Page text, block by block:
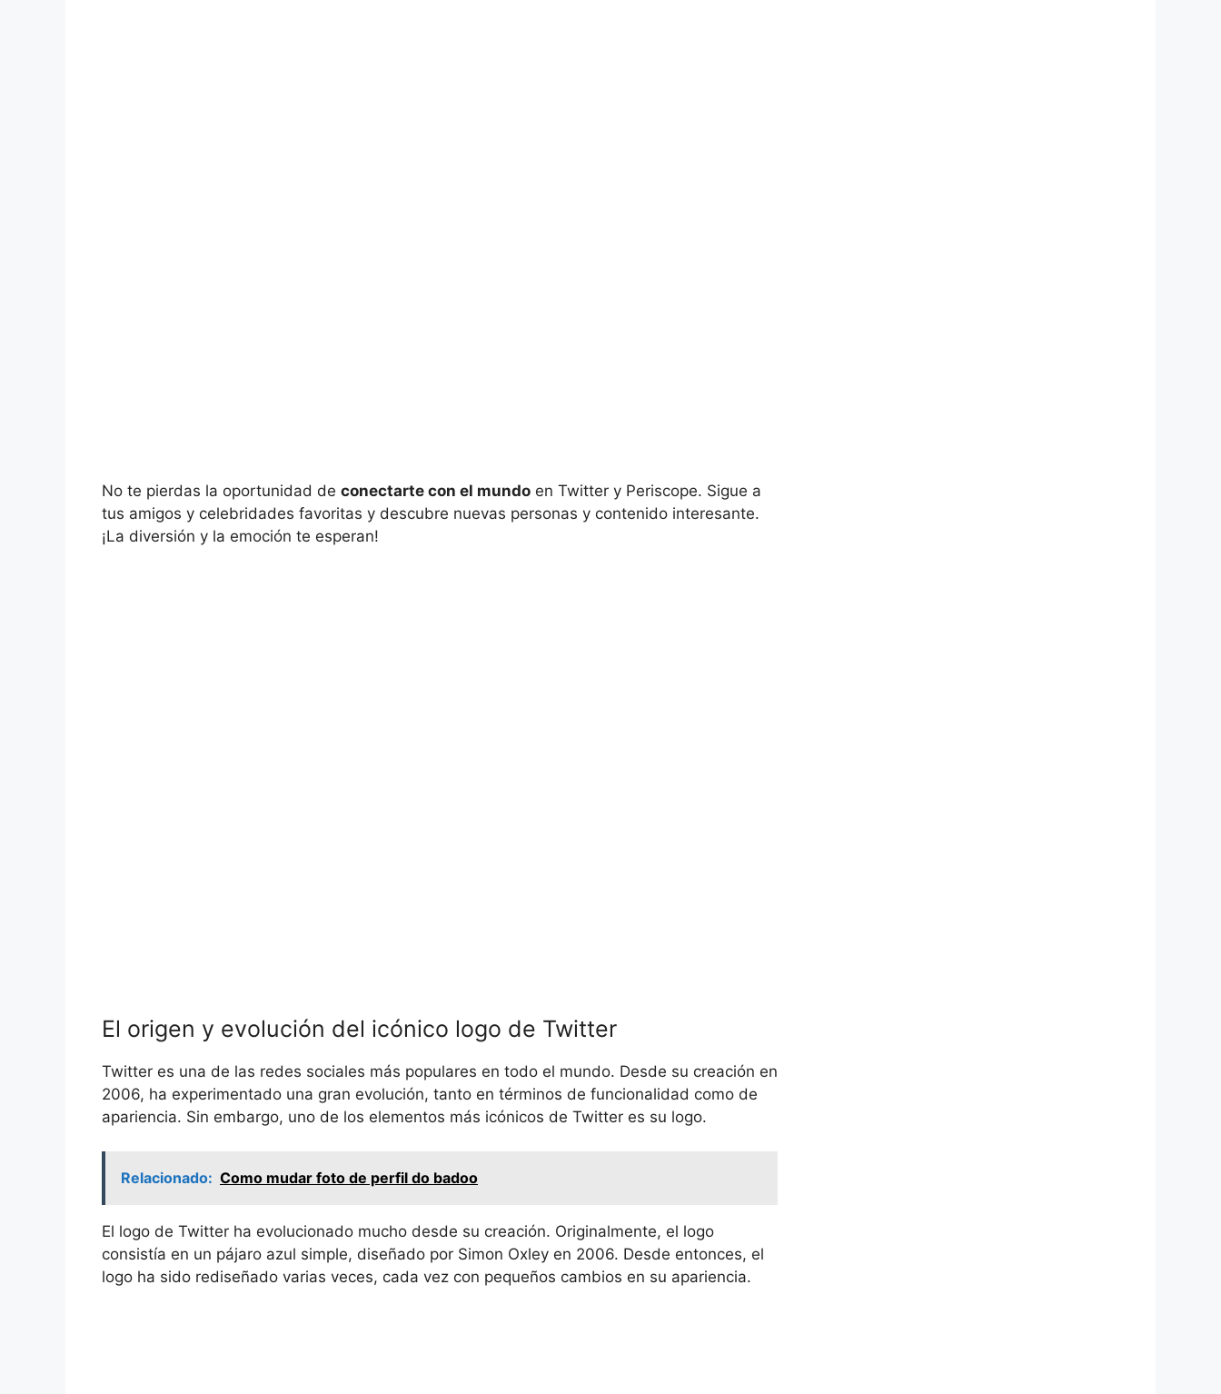
No te pierdas la oportunidad de conectarte con el mundo en Twitter y Periscope. Sigue a
tus amigos y celebridades favoritas y descubre nuevas personas y contenido interesante.
¡La diversión y la emoción te esperan!
El origen y evolución del icónico logo de Twitter
Twitter es una de las redes sociales más populares en todo el mundo. Desde su creación en
2006, ha experimentado una gran evolución, tanto en términos de funcionalidad como de
apariencia. Sin embargo, uno de los elementos más icónicos de Twitter es su logo.
Relacionado: Como mudar foto de perfil do badoo
El logo de Twitter ha evolucionado mucho desde su creación. Originalmente, el logo
consistía en un pájaro azul simple, diseñado por Simon Oxley en 2006. Desde entonces, el
logo ha sido rediseñado varias veces, cada vez con pequeños cambios en su apariencia.